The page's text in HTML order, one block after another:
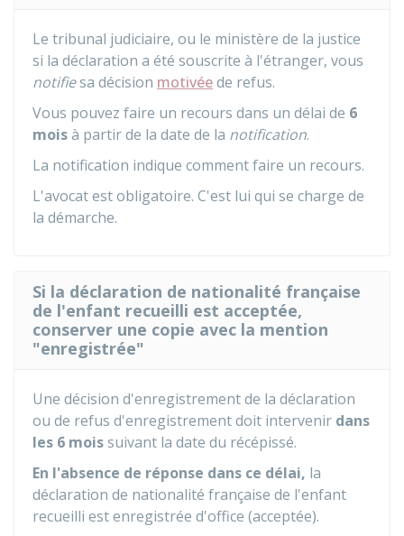
Le tribunal judiciaire, ou le ministère de la justice
si la déclaration a été souscrite à l'étranger, vous
notifiesa décision motivéede refus.
Vous pouvez faire un recours dans un délai de 6
moisà partir de la date de la notification.
La notification indique comment faire un recours.
L'avocat est obligatoire. C'est lui qui se charge de
la démarche.
Si la déclaration de nationalité française
de l'enfant recueilli est acceptée,
conserver une copie avec la mention
"enregistrée"
Une décision d'enregistrement de la déclaration
ou de refus d'enregistrement doit intervenir dans
les 6 moissuivant la date du récépissé.
En l'absence de réponse dans ce délai, la
déclaration de nationalité française de l'enfant
recueilli est enregistrée d'office (acceptée).